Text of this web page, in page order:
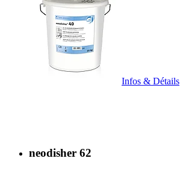
Infos & Détails
neodisher 62